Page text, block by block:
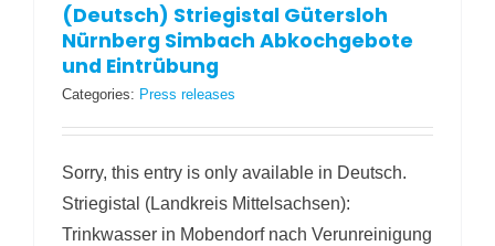
(Deutsch) Striegistal Gütersloh
Nürnberg Simbach Abkochgebote
und Eintrübung
Categories: Press releases
Sorry, this entry is only available in Deutsch.
Striegistal (Landkreis Mittelsachsen):
Trinkwasser in Mobendorf nach Verunreinigung